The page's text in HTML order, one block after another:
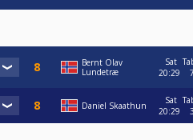
Bernt Olav
Lundetræ
Sat
20:29
Daniel Skaathun
Sat
20:29